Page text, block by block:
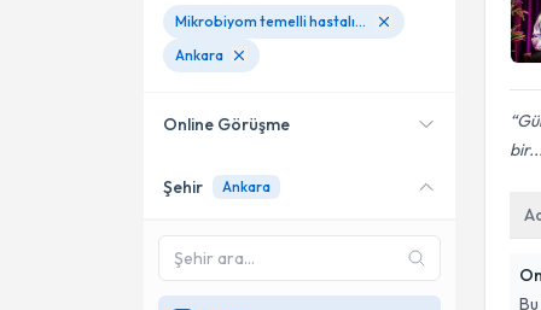
bir...
Mikrobiyom temelli hastalıklarda beslenme tedavisi
Ankara
Online Görüşme
Online danışmanlık sunan
SadeceAnkara
uzman ara
Şehir Ankara